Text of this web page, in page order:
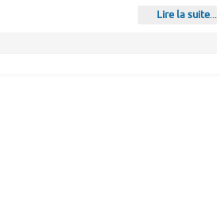
Lire la suite...